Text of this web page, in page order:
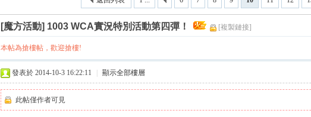
索
›
[魔方活動] 1003 WCA實況特別活動第四彈！ [複製鏈接]
本帖為搶樓帖，歡迎搶樓!
發表於 2014-10-3 16:22:11 顯示全部樓層
此帖僅作者可見